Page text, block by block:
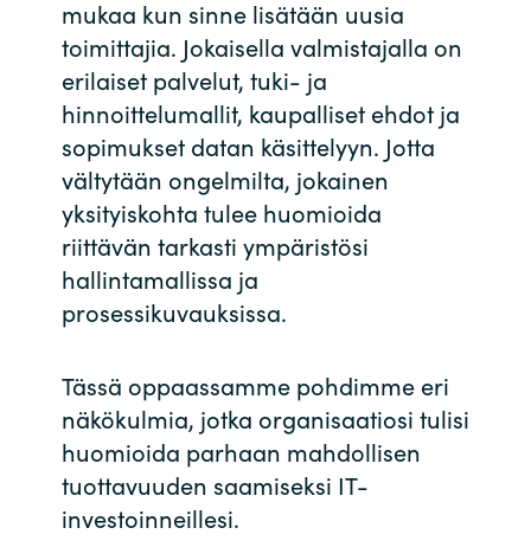
Switzerland
Ukraine
United Kingdom
United States
mukaa kun sinne lisätään uusia
toimittajia. Jokaisella valmistajalla on
erilaiset palvelut, tuki- ja
hinnoittelumallit, kaupalliset ehdot ja
sopimukset datan käsittelyyn. Jotta
vältytään ongelmilta, jokainen
yksityiskohta tulee huomioida
riittävän tarkasti ympäristösi
hallintamallissa ja
prosessikuvauksissa.
Tässä oppaassamme pohdimme eri
näkökulmia, jotka organisaatiosi tulisi
huomioida parhaan mahdollisen
tuottavuuden saamiseksi IT-
investoinneillesi.